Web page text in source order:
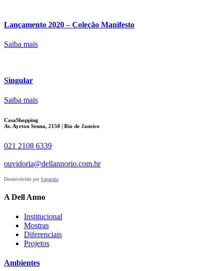
Lançamento 2020 – Coleção Manifesto
Saiba mais
Singular
Saiba mais
CasaShopping
Av. Ayrton Senna, 2150 | Rio de Janeiro
021 2108 6339
ouvidoria@dellannorio.com.br
Desenvolvido porSaparada
A Dell Anno
Institucional
Mostras
Diferenciais
Projetos
Ambientes